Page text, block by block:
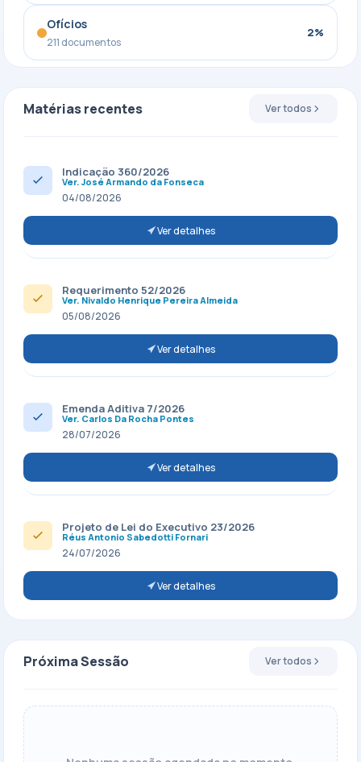
Ofícios
211 documentos
2%
Matérias recentes Ver todos
Indicação 360/2026
Ver. José Armando da Fonseca
04/08/2026
Ver detalhes
Requerimento 52/2026
Ver. Nivaldo Henrique Pereira Almeida
05/08/2026
Ver detalhes
Emenda Aditiva 7/2026
Ver. Carlos Da Rocha Pontes
28/07/2026
Ver detalhes
Projeto de Lei do Executivo 23/2026
Réus Antonio Sabedotti Fornari
24/07/2026
Ver detalhes
Próxima Sessão Ver todos